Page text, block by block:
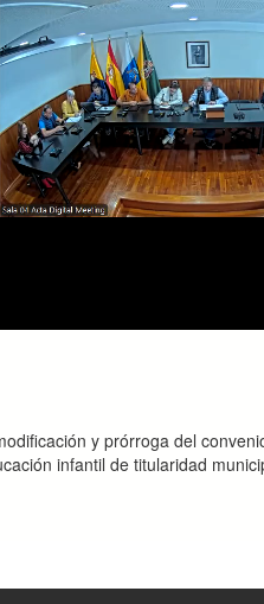
y prórroga del
infantil de titularidad